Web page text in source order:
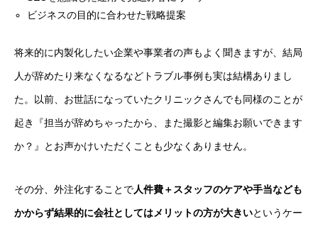
ビジネスの目的に合わせた戦略提案
将来的に内製化したい企業や事業者の声もよく聞きますが、結局
人が辞めたり来なくなるなどトラブル事例も実は結構ありまし
た。以前、お世話になっていたクリニックさんでも同様のことが
起き『担当が辞めちゃったから、また撮影と編集お願いできます
か？』とお声かけいただくことも少なくありません。
その分、外注化することで人件費＋スタッフのケアや手当なども
かからず結果的に会社としてはメリットの方が大きいというケー